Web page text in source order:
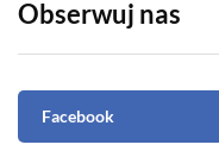
Obserwuj nas
Facebook